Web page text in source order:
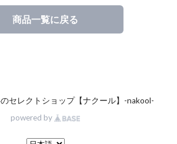
商品一覧に戻る
セレクトショップ【ナクール】-nakool-
powered by